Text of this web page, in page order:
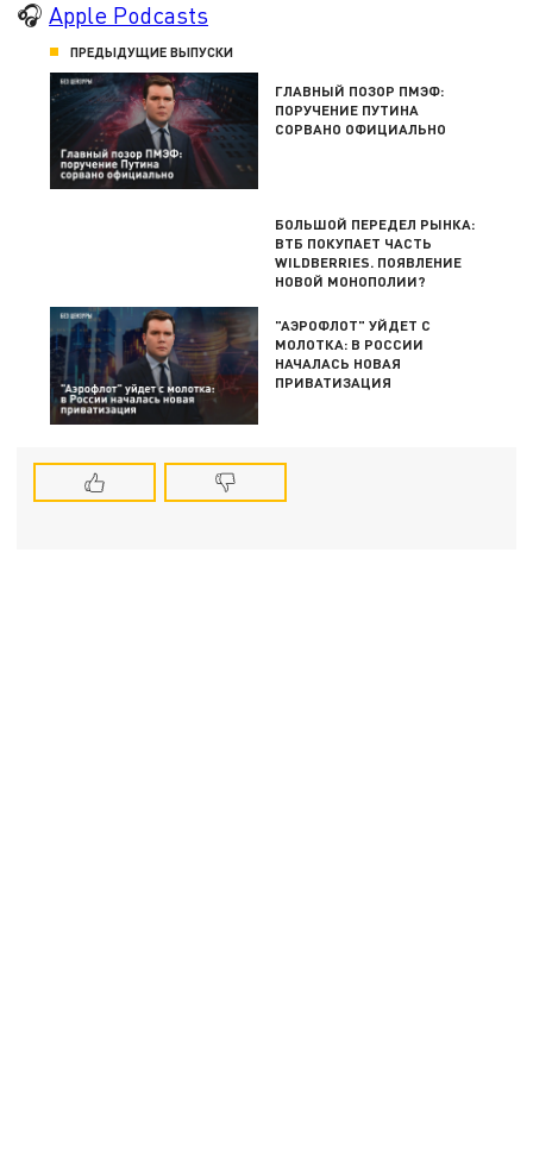
🎧Apple Podcasts
ПРЕДЫДУЩИЕ ВЫПУСКИ
ГЛАВНЫЙ ПОЗОР ПМЭФ:
ПОРУЧЕНИЕ ПУТИНА
СОРВАНО ОФИЦИАЛЬНО
БОЛЬШОЙ ПЕРЕДЕЛ РЫНКА:
ВТБ ПОКУПАЕТ ЧАСТЬ
WILDBERRIES. ПОЯВЛЕНИЕ
НОВОЙ МОНОПОЛИИ?
"АЭРОФЛОТ" УЙДЕТ С
МОЛОТКА: В РОССИИ
НАЧАЛАСЬ НОВАЯ
ПРИВАТИЗАЦИЯ